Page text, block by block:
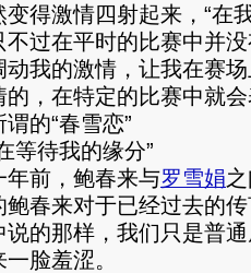
变得激情四射起来，“在
不过在平时的比赛中并
动我的激情，让我在赛
的，在特定的比赛中就
的“春雪恋”
待我的缘分”
前，鲍春来与罗雪娟
鲍春来对于已经过去的
说的那样，我们只是普
脸羞涩。